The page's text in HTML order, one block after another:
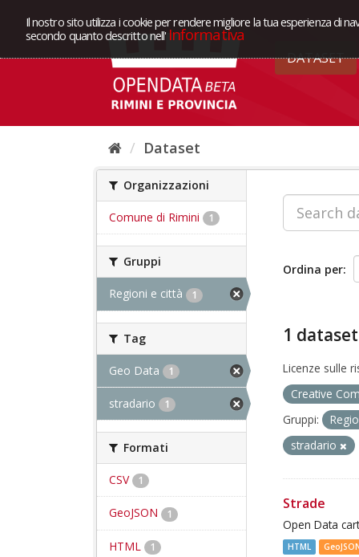
Il nostro sito utilizza i cookie per rendere migliore la tua esperienza di
secondo quanto descritto nell' Informativa
DATASET
Dataset
Organizzazioni
Comune di Rimini 1
Gruppi
Regioni e città 1
Tag
Geo Data 1
stradario 1
Formati
CSV 1
GeoJSON 1
HTML 1
Ordina per
1
Licenze sulle
Creative
Gruppi:
stradario
Strade
Open Data
HTML